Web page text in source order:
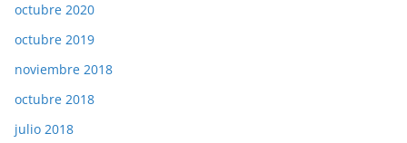
octubre 2020
octubre 2019
noviembre 2018
octubre 2018
julio 2018